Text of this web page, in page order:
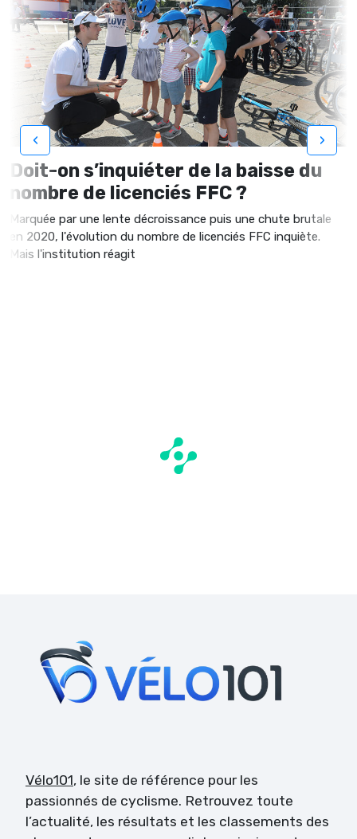
Doit-on s’inquiéter de la baisse du
nombre de licenciés FFC ?
Marquée par une lente décroissance puis une chute brutale
en 2020, l'évolution du nombre de licenciés FFC inquiète.
Mais l'institution réagit
‹ ›
Vélo101, le site de référence pour les
passionnés de cyclisme. Retrouvez toute
l’actualité, les résultats et les classements des